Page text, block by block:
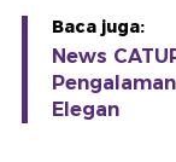
Baca juga:
News
Elegan